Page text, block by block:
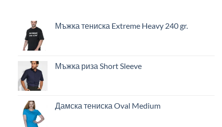
Мъжка тениска Extreme Heavy 240 gr.
Мъжка риза Short Sleeve
Дамска тениска Oval Medium